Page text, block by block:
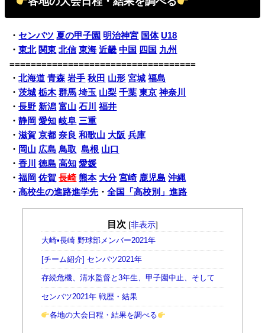
・ センバツ 夏の甲子園 明治神宮 国体 U18
・東北 関東 北信 東海 近畿 中国 四国 九州
===================================
・北海道 青森 岩手 秋田 山形 宮城 福島
・茨城 栃木 群馬 埼玉 山梨 千葉 東京 神奈川
・長野 新潟 富山 石川
福井
・静岡 愛知 岐阜 三重
・滋賀 京都 奈良 和歌山 大阪 兵庫
・ 岡山 広島 鳥取 島根 山口
・香川 徳島 高知 愛媛
・福岡 佐賀 長崎 熊本 大分 宮崎 鹿児島 沖縄
・高校生の進路進学先・全国「高校別」進路
目次 [非表示]
大崎•長崎 野球部メンバー2021年
[チーム紹介] センバツ2021年
存続危機、清水監督と3年生、甲子園中止、そして
センバツ2021年 戦歴・結果
各地の大会日程・結果を調べる